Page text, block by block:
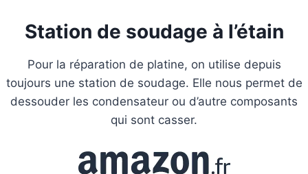
Station de soudage à l’étain
Pour la réparation de platine, on utilise depuis
toujours une station de soudage. Elle nous permet de
dessouder les condensateur ou d’autre composants
qui sont casser.